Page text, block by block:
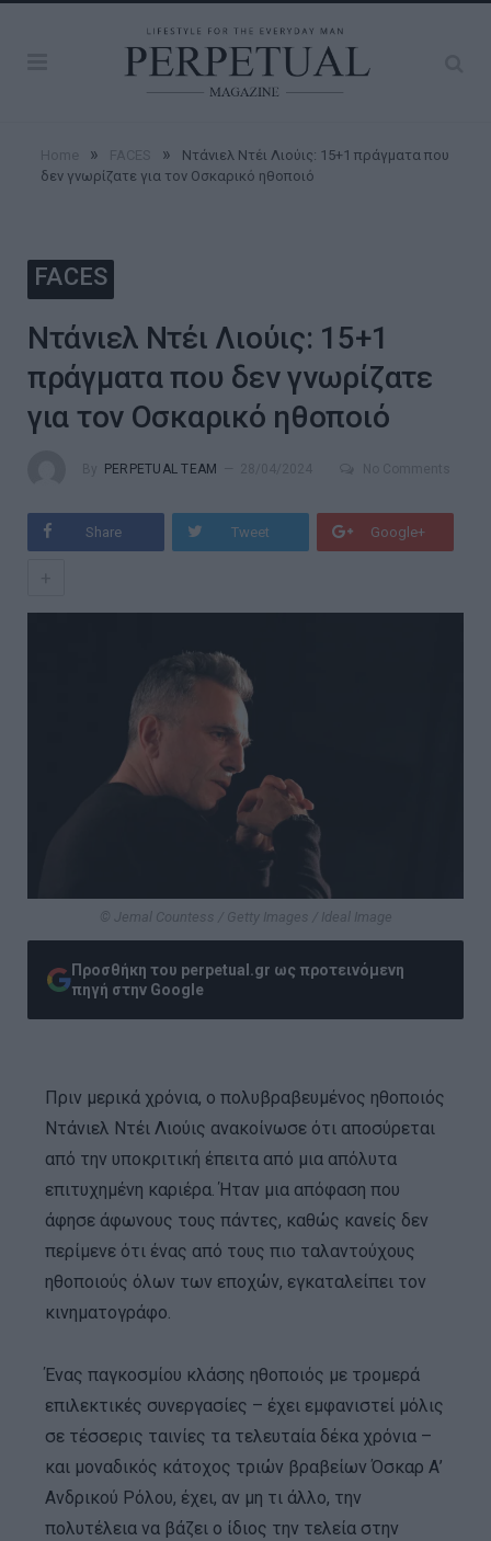
» »
Ντάνιελ Ντέι Λιούις: 15+1 πράγματα που
δεν γνωρίζατε για τον Οσκαρικό ηθοποιό
FACES
Ντάνιελ Ντέι Λιούις: 15+1
πράγματα που δεν γνωρίζατε
για τον Οσκαρικό ηθοποιό
PERPETUAL TEAM
Share Tweet Google+
© Jemal Countess / Getty Images / Ideal Image
Προσθήκη του perpetual.gr ως προτεινόμενη
πηγή στην Google
Πριν μερικά χρόνια, ο πολυβραβευμένος ηθοποιός
Ντάνιελ Ντέι Λιούις ανακοίνωσε ότι αποσύρεται
από την υποκριτική έπειτα από μια απόλυτα
επιτυχημένη καριέρα. Ήταν μια απόφαση που
άφησε άφωνους τους πάντες, καθώς κανείς δεν
περίμενε ότι ένας από τους πιο ταλαντούχους
ηθοποιούς όλων των εποχών, εγκαταλείπει τον
κινηματογράφο.
Ένας παγκοσμίου κλάσης ηθοποιός με τρομερά
επιλεκτικές ­συνεργασίες – έχει εμφανιστεί μόλις
σε τέσσερις ταινίες τα τελευταία δέκα χρόνια –
και μοναδικός κάτοχος τριών βραβείων Όσκαρ Α’
Ανδρικού Ρόλου, έχει, αν μη τι άλλο, την
πολυτέλεια να βάζει ο ίδιος την τελεία στην